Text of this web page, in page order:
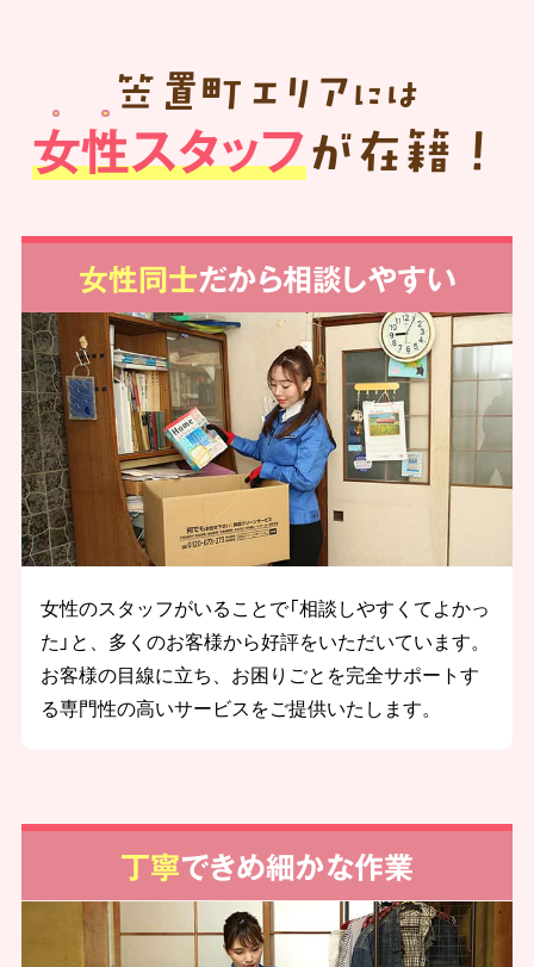
笠置町 エリア には
女性スタッフが在籍！
女性同士だから相談しやすい
女性のスタッフがいることで「相談しやすくてよかっ
た」と、多くのお客様から好評をいただいています。
お客様の目線に立ち、お困りごとを完全サポートす
る専門性の高いサービスをご提供いたします。
丁寧できめ細かな作業